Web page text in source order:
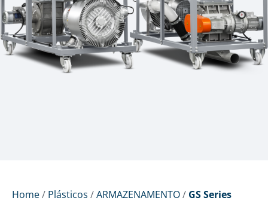
Home/ Plásticos /ARMAZENAMENTO/ GS Series